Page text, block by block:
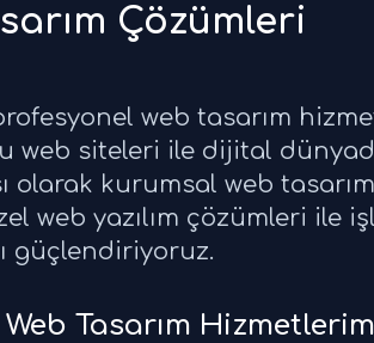
Çözümleri
web tasarım
web siteleri ile dijital
olarak kurumsal web
web yazılım çözümleri ile
güçlendiriyoruz.
Tasarım